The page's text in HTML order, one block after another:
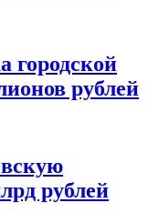
городской
рублей
рублей